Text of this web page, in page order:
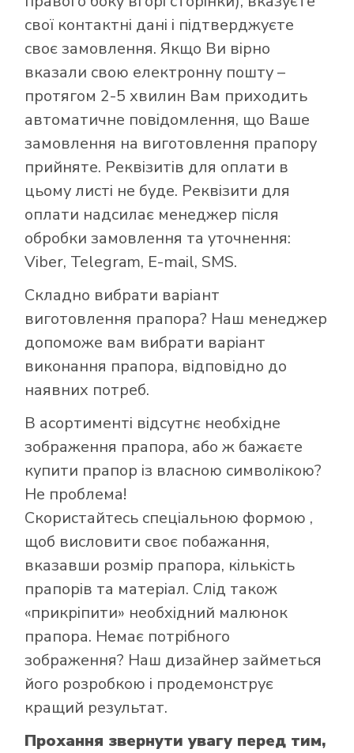
свої контактні дані і підтверджуєте
своє замовлення. Якщо Ви вірно
вказали свою електронну пошту –
протягом 2-5 хвилин Вам приходить
автоматичне повідомлення, що Ваше
замовлення на виготовлення прапору
прийняте. Реквізитів для оплати в
цьому листі не буде. Реквізити для
оплати надсилає менеджер після
обробки замовлення та уточнення:
Viber, Telegram, E-mail, SMS.
Складно вибрати варіант
виготовлення прапора? Наш менеджер
допоможе вам вибрати варіант
виконання прапора, відповідно до
наявних потреб.
В асортименті відсутнє необхідне
зображення прапора, або ж бажаєте
купити прапор із власною символікою?
Не проблема!
Скористайтесь спеціальною формою ,
щоб висловити своє побажання,
вказавши розмір прапора, кількість
прапорів та матеріал. Слід також
«прикріпити» необхідний малюнок
прапора. Немає потрібного
зображення? Наш дизайнер займеться
його розробкою і продемонструє
кращий результат.
Прохання звернути увагу перед тим,
Як купити прапор
в інтернет-
магазині Лакор: